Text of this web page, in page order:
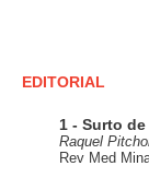
EDITORIAL
1 - Surto
Raquel
Rev Med